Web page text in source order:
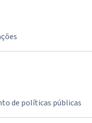
de políticas públicas